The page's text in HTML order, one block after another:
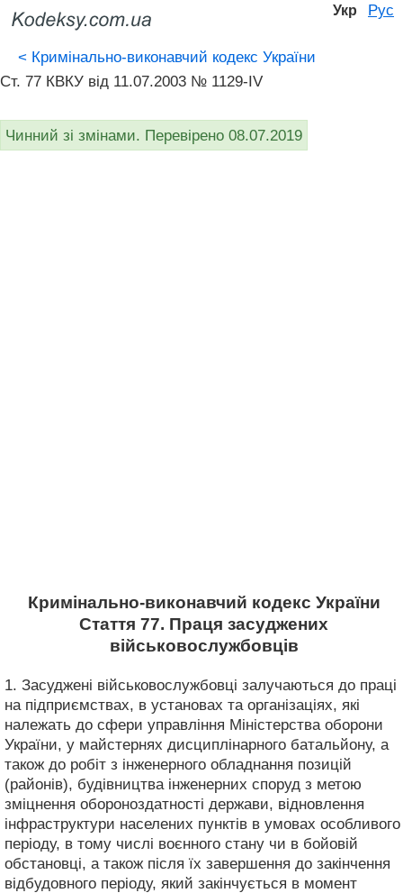
Укр Рус
< Кримінально-виконавчий кодекс України
Ст. 77 КВКУ від 11.07.2003 № 1129-IV
Чинний зі змінами. Перевірено 08.07.2019
Кримінально-виконавчий кодекс України
Стаття 77. Праця засуджених
військовослужбовців
1. Засуджені військовослужбовці залучаються до праці
на підприємствах, в установах та організаціях, які
належать до сфери управління Міністерства оборони
України, у майстернях дисциплінарного батальйону, а
також до робіт з інженерного обладнання позицій
(районів), будівництва інженерних споруд з метою
зміцнення обороноздатності держави, відновлення
інфраструктури населених пунктів в умовах особливого
періоду, в тому числі воєнного стану чи в бойовій
обстановці, а також після їх завершення до закінчення
відбудовного періоду, який закінчується в момент